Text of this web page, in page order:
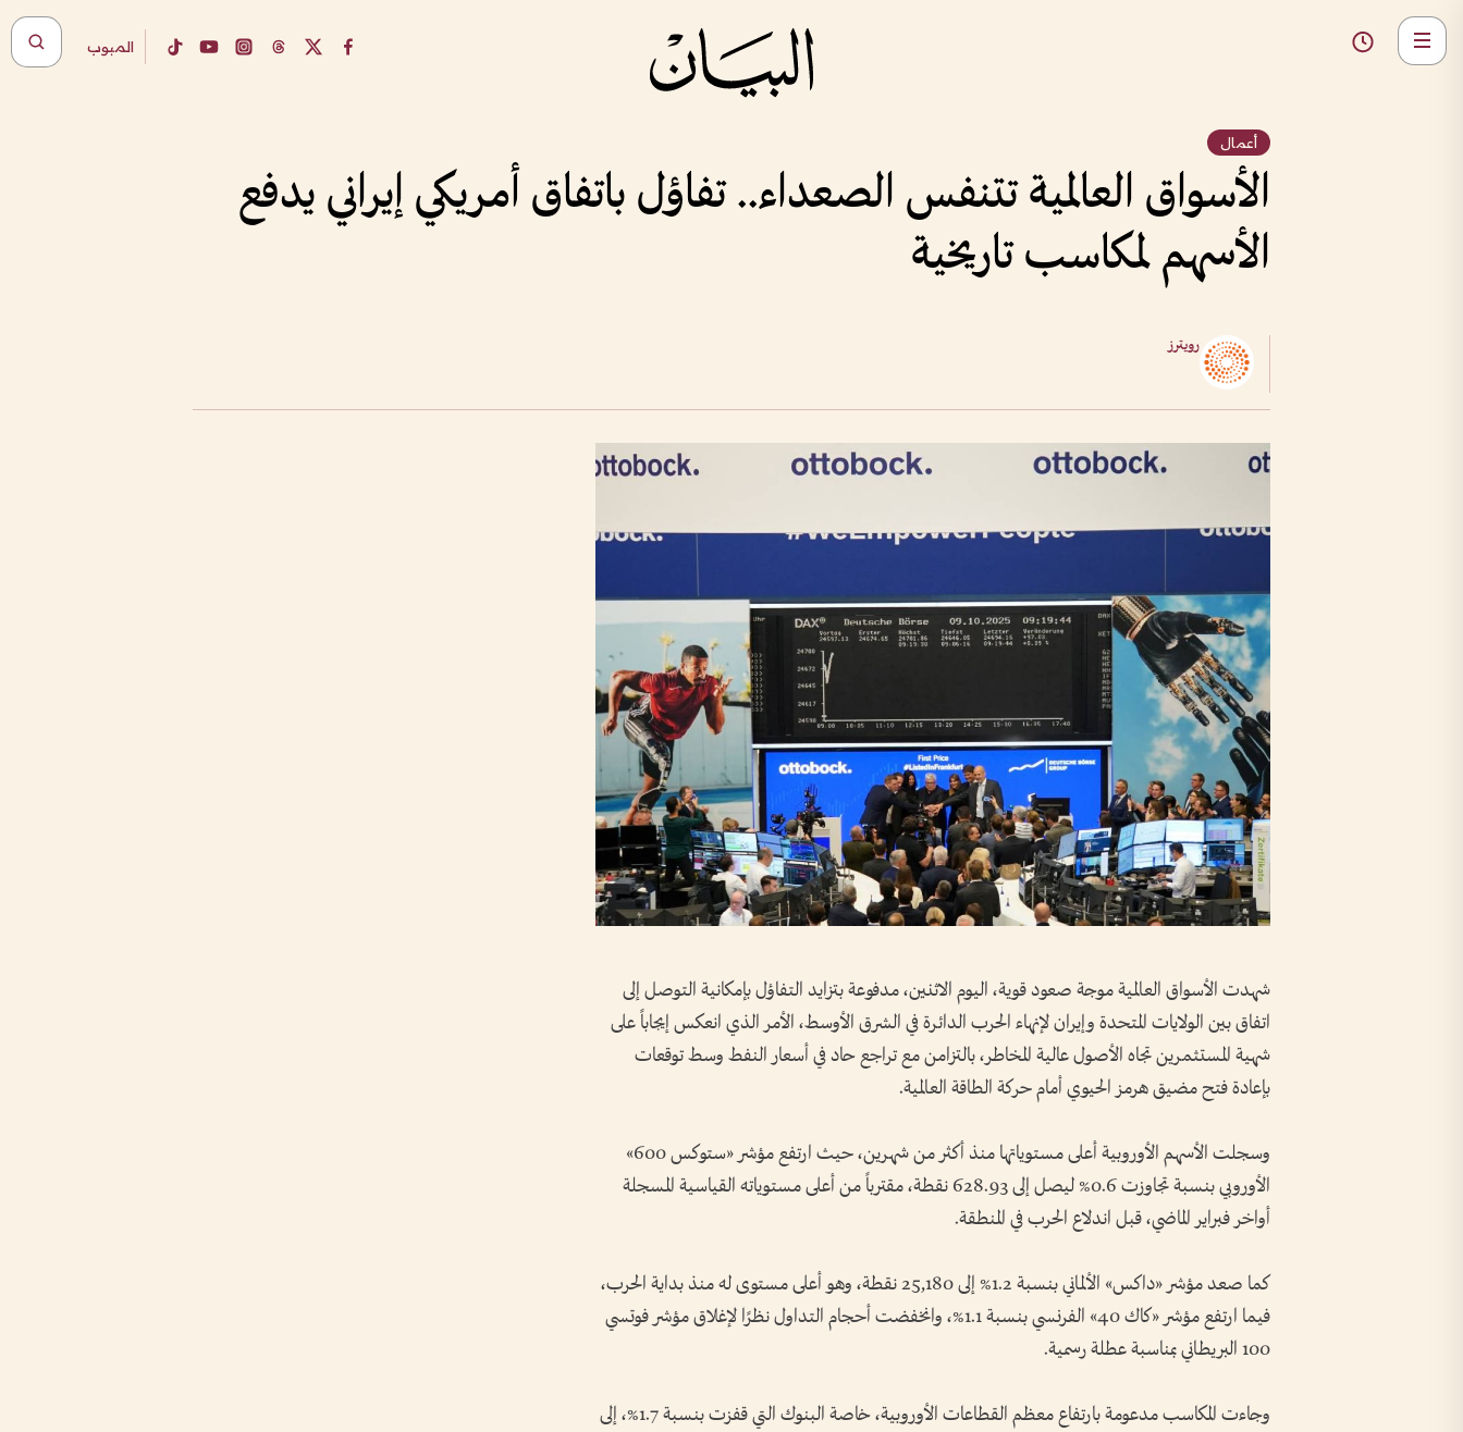
المبوب
أعمال
الأسواق العالمية تتنفس الصعداء.. تفاؤل باتفاق أمريكي إيراني يدفع
الأسهم لمكاسب تاريخية
رويترز
شهدت الأسواق العالمية موجة صعود قوية، اليوم الاثنين، مدفوعة بتزايد التفاؤل بإمكانية التوصل إلى
اتفاق بين الولايات المتحدة وإيران لإنهاء الحرب الدائرة في الشرق الأوسط، الأمر الذي انعكس إيجاباً على
شهية المستثمرين تجاه الأصول عالية المخاطر، بالتزامن مع تراجع حاد في أسعار النفط وسط توقعات
بإعادة فتح مضيق هرمز الحيوي أمام حركة الطاقة العالمية.
وسجلت الأسهم الأوروبية أعلى مستوياتها منذ أكثر من شهرين، حيث ارتفع مؤشر «ستوكس 600»
الأوروبي بنسبة تجاوزت 0.6% ليصل إلى 628.93 نقطة، مقترباً من أعلى مستوياته القياسية المسجلة
أواخر فبراير الماضي، قبل اندلاع الحرب في المنطقة.
كما صعد مؤشر «داكس» الألماني بنسبة 1.2% إلى 25,180 نقطة، وهو أعلى مستوى له منذ بداية الحرب،
فيما ارتفع مؤشر «كاك 40» الفرنسي بنسبة 1.1%، وانخفضت أحجام التداول نظرًا لإغلاق مؤشر فوتسي
100 البريطاني بمناسبة عطلة رسمية.
وجاءت المكاسب مدعومة بارتفاع معظم القطاعات الأوروبية، خاصة البنوك التي قفزت بنسبة 1.7%، إلى